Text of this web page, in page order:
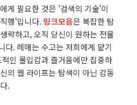
게 필요한 것은 '검색의 기술'이
행'입니다. 링크모음은 복잡한 탐
략하고, 오직 당신이 원하는 전율
다. 헤매는 수고는 저희에게 맡기
인 몰입감과 즐거움에만 집중하
의 웹 라이프는 탐색이 아닌 감동
.